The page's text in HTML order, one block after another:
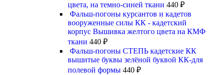
цвета, на темно-синей ткани 440 ₽
Фальш-погоны курсантов и кадетов
вооруженные силы КК - кадетский
корпус Вышивка желтого цвета на КМФ
ткани 440 ₽
Фальш-погоны СТЕПЬ кадетские КК
вышитые буквы зелёной буквой КК-для
полевой формы 440 ₽